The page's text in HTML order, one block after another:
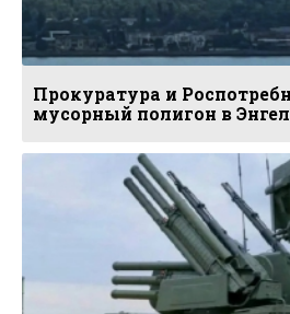
Прокуратура и
мусорный полигон в